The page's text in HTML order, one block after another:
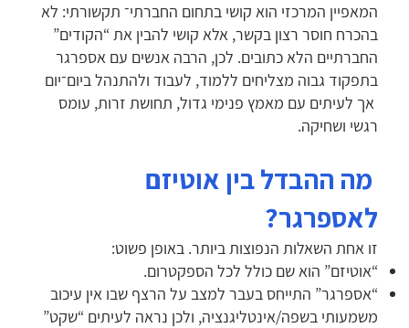
המאפיין המרכזי הוא קושי בתחום החברתי־ תקשורתי: לא
בהכרח חוסר רצון בקשר, אלא קושי להבין את “הקודים”
החברתיים הלא כתובים. לכן, הרבה אנשים עם אספרגר
בתפקוד גבוה מצליחים ללמוד, לעבוד ולהתנהל ביום־יום
אך לעיתים עם מאמץ פנימי גדול, תחושת זרות, עומס
רגשי ושחיקה.
מה ההבדל בין אוטיזם
לאספרגר?
זו אחת השאלות הנפוצות ביותר. באופן פשוט:
“אוטיזם” הוא שם כולל לכל הספקטרום.
“אספרגר” התייחס בעבר למצב על הרצף שבו אין עיכוב
משמעותי בשפה/אינטליגנציה, ולכן נראה לעיתים “שקט”